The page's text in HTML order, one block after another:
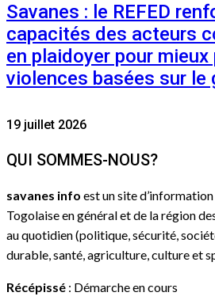
Savanes : le REFED
capacités des acteurs
en plaidoyer pour mieux
violences basées sur le
19 juillet 2026
QUI SOMMES-NOUS?
savanes info est un site
Togolaise en général et de la région
au quotidien (politique, sécurité,
durable, santé, agriculture, culture et
Récépissé : Démarche en cours